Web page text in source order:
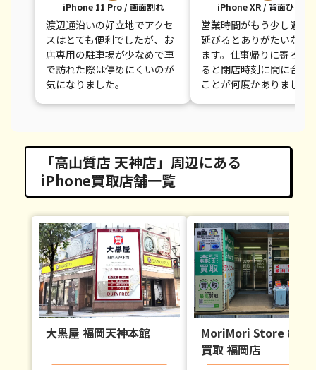
iPhone 11 Pro / 画面割れ
渡辺通沿いの好立地でアクセ
スはとても便利でしたが、お
店専用の駐車場が少なめで車
で訪れた際は停めにくいのが
気になりました。
iPhone XR / 背面ひびあ
営業時間がもう少し遅く
延びるとありがたいなと
ます。仕事帰りに寄ろう
ると閉店時刻に間に合わ
ことが何度かありました
「高山質店 天神店」周辺にある
iPhone買取店舗一覧
大黒屋 福岡天神本館
MoriMori Store & 森
買取 福岡店